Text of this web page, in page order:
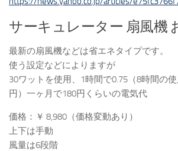
サーキュレーター 扇風機
最新の扇風機などは省エネタイプです。
使う設定などによりますが
30ワットを使用、1時間で0.75（8時間の
円）一ヶ月で180円くらいの電気代
価格：￥ 8,980（価格変動あり）
上下は手動
風量は6段階